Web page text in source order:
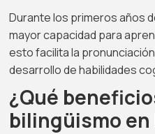
Durante los primeros años
mayor capacidad para
esto facilita la
desarrollo de habilidades
¿Qué
bilingüismo